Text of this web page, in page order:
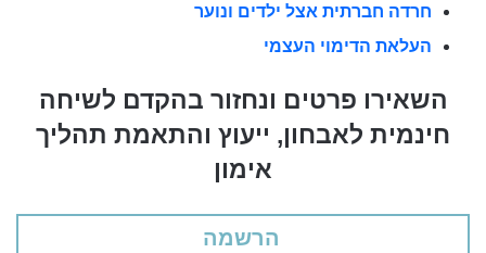
חרדה חברתית אצל ילדים ונוער
העלאת הדימוי העצמי
השאירו פרטים ונחזור בהקדם לשיחה
חינמית לאבחון, ייעוץ והתאמת תהליך
אימון
הרשמה